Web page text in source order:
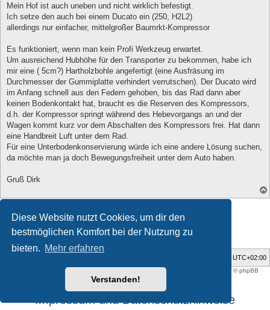
Diese Website nutzt Cookies, um dir den
bestmöglichen Komfort bei der Nutzung zu
bieten. Mehr erfahren
Verstanden!
Mein Hof ist auch uneben und nicht wirklich befestigt.
Ich setze den auch bei einem Ducato ein (250, H2L2)
allerdings nur einfacher, mittelgroßer Baumrkt-Kompressor
Es funktioniert, wenn man kein Profi Werkzeug erwartet.
Um ausreichend Hubhöhe für den Transporter zu bekommen, habe ich
mir eine ( 5cm?) Hartholzbohle angefertigt (eine Ausfräsung im
Durchmesser der Gummiplatte verhindert verrutschen). Der Ducato wird
im Anfang schnell aus den Federn gehoben, bis das Rad dann aber
keinen Bodenkontakt hat, braucht es die Reserven des Kompressors,
d.h. der Kompressor springt während des Hebevorgangs an und der
Wagen kommt kurz vor dem Abschalten des Kompressors frei. Hat dann
eine Handbreit Luft unter dem Rad.
Für eine Unterbodenkonservierung würde ich eine andere Lösung suchen,
da möchte man ja doch Bewegungsfreiheit unter dem Auto haben.
Gruß Dirk
2 Beiträge • Seite1 von 1
UTC+02:00
support forum tricolor phpBB
® Forum Software © phpBB
Limited
Deutsche Übersetzung durch
Impressum und Datenschutzhinweise